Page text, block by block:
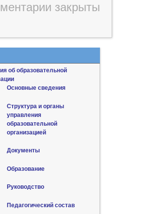
закрыты
об образовательной
Основные сведения
Структура и органы
управления
образовательной
организацией
Документы
Образование
Руководство
Педагогический состав